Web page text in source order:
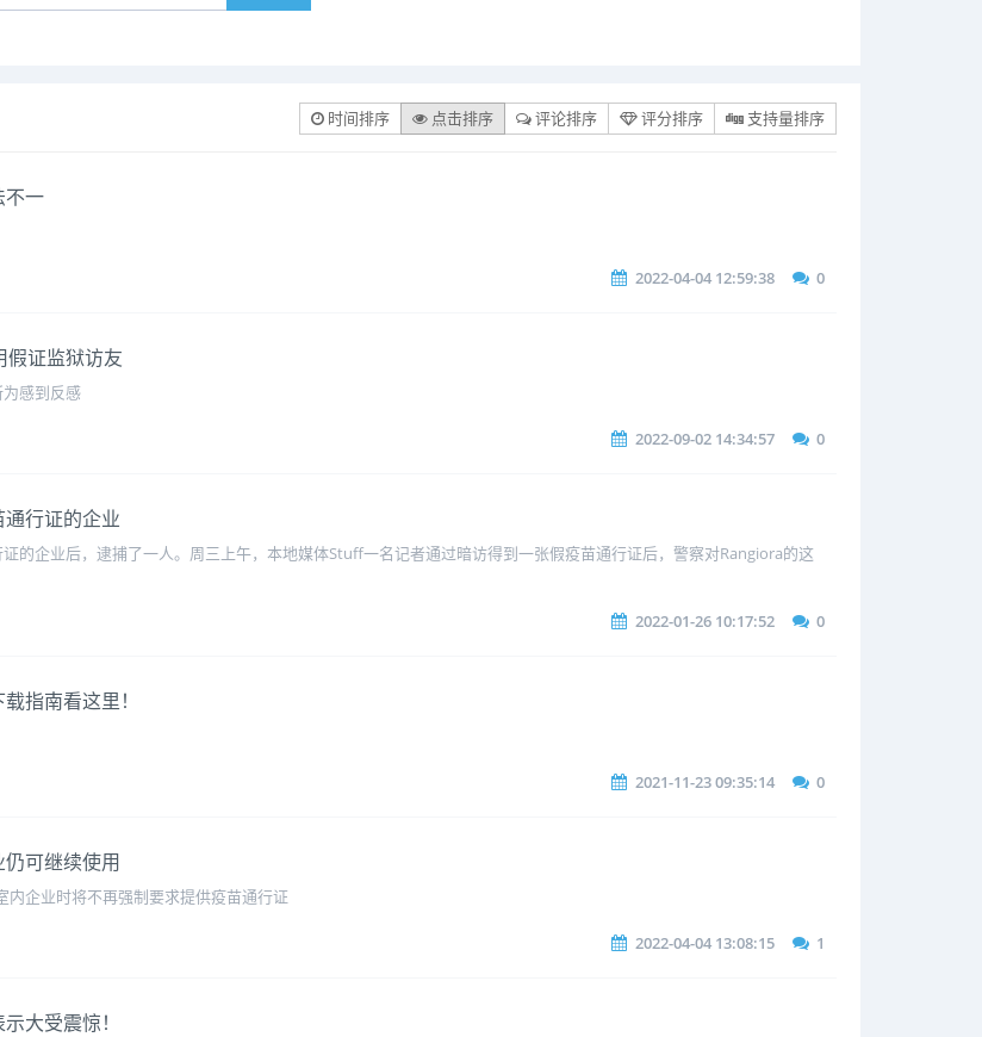
时间排序 点击排序 评论排序 评分排序 支持量排序
不一
2022-04-04 12:59:38 0
假证监狱访友
感到反感
2022-09-02 14:34:57 0
行证的企业
的企业后，逮捕了一人。周三上午，本地媒体Stuff一名记者通过暗访得到一张假疫苗通行证后，警察对Rangiora的这
2022-01-26 10:17:52 0
指南看这里！
2021-11-23 09:35:14 0
可继续使用
内企业时将不再强制要求提供疫苗通行证
2022-04-04 13:08:15 1
大受震惊！